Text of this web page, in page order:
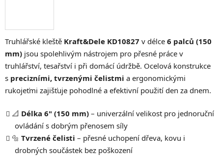
Truhlářské kleště Kraft&Dele KD10827 v délce 6 palců (150
mm) jsou spolehlivým nástrojem pro přesné práce v
truhlářství, tesařství i při domácí údržbě. Ocelová konstrukce
s precizními, tvrzenými čelistmi a ergonomickými
rukojeťmi zajišťuje pohodlné a efektivní použití den za dnem.
📐 Délka 6" (150 mm) – univerzální velikost pro jednoruční
ovládání s dobrým přenosem síly
🔩 Tvrzené čelisti – přesné uchopení dřeva, kovu i
drobných součástek bez poškození